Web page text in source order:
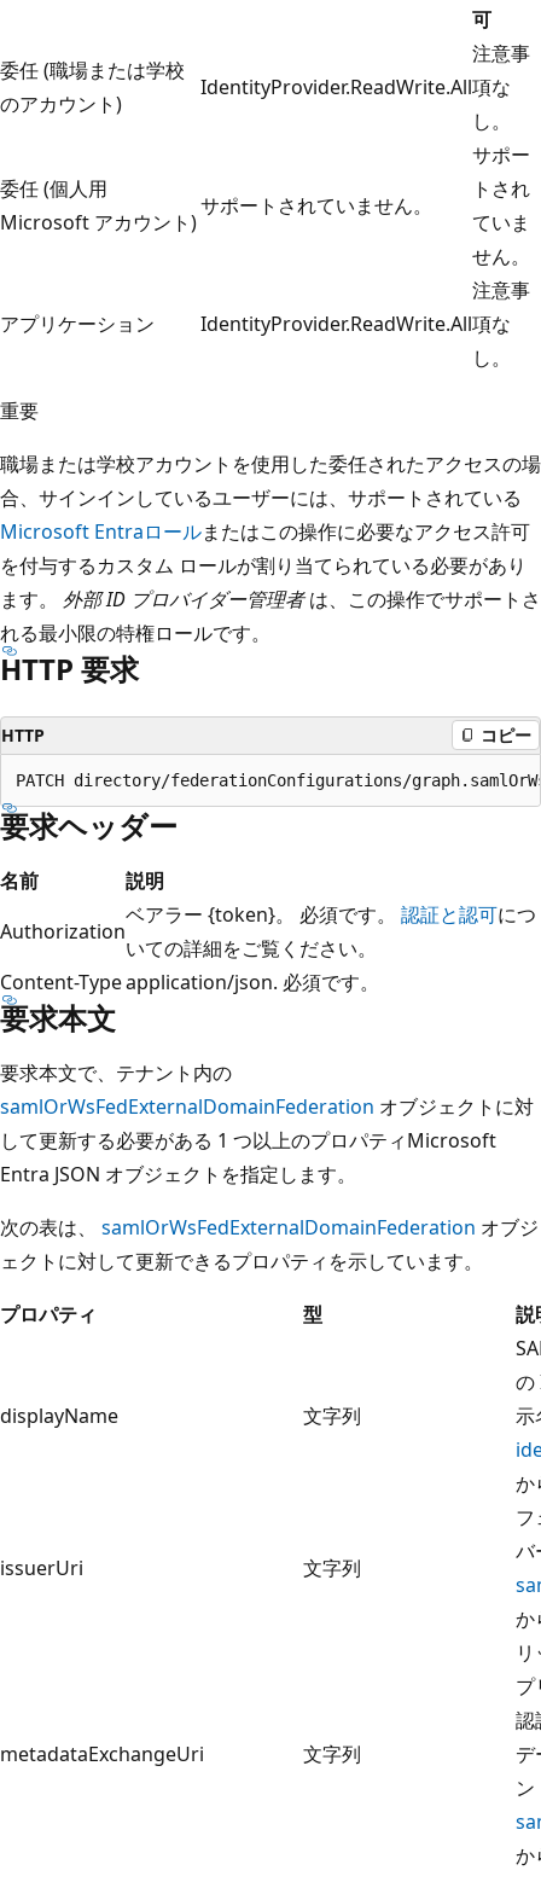
可
委任 (職場または学校
のアカウント)
IdentityProvider.ReadWrite.All
注意事
項な
し。
委任 (個人用
Microsoft アカウント)
サポートされていません。
サポー
トされ
ていま
せん。
アプリケーション IdentityProvider.ReadWrite.All
注意事
項な
し。
重要
職場または学校アカウントを使用した委任されたアクセスの場
合、サインインしているユーザーには、サポートされている
Microsoft Entraロールまたはこの操作に必要なアクセス許可
を付与するカスタム ロールが割り当てられている必要があり
ます。 外部 ID プロバイダー管理者は、この操作でサポートさ
れる最小限の特権ロールです。
HTTP 要求
HTTP コピー
要求ヘッダー
名前
説明
Authorization
ベアラー {token}。 必須です。 認証と認可につ
いての詳細をご覧ください。
Content-Typeapplication/json. 必須です。
要求本文
要求本文で、テナント内の
samlOrWsFedExternalDomainFederation オブジェクトに対
して更新する必要がある 1 つ以上のプロパティMicrosoft
Entra JSON オブジェクトを指定します。
次の表は、 samlOrWsFedExternalDomainFederation オブジ
ェクトに対して更新できるプロパティを示しています。
プロパティ
型 説
displayName 文字列
の
示
か
issuerUri 文字列
フ
バ
か
metadataExchangeUri 文字列
プ
認
デ
か